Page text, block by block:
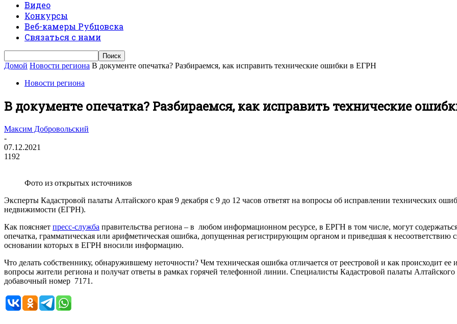
Видео
Конкурсы
Веб-камеры Рубцовска
Связаться с нами
Домой Новости региона В документе опечатка? Разбираемся, как исправить технические ошибки в ЕГРН
Новости региона
В документе опечатка? Разбираемся, как исправить технические
Максим Добровольский
-
07.12.2021
1192
Фото из открытых источников
Эксперты Кадастровой палаты Алтайского края 9 декабря с 9 до 12 часов ответят на вопросы об исправлении технических
недвижимости (ЕГРН).
Как поясняет пресс-служба правительства региона – в любом информационном ресурсе, в ЕРГН в том числе, могут
опечатка, грамматическая или арифметическая ошибка, допущенная регистрирующим органом и приведшая к
основании которых в ЕГРН вносили информацию.
Что делать собственнику, обнаружившему неточности? Чем техническая ошибка отличается от реестровой и как происходит
вопросы жители региона и получат ответы в рамках горячей телефонной линии. Специалисты Кадастровой палаты Алтайского
добавочный номер 7171.